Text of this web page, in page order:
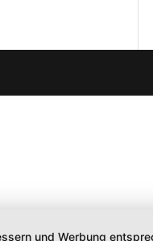
und Werbung